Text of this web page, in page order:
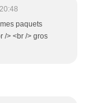
paquets
/> <br /> gros